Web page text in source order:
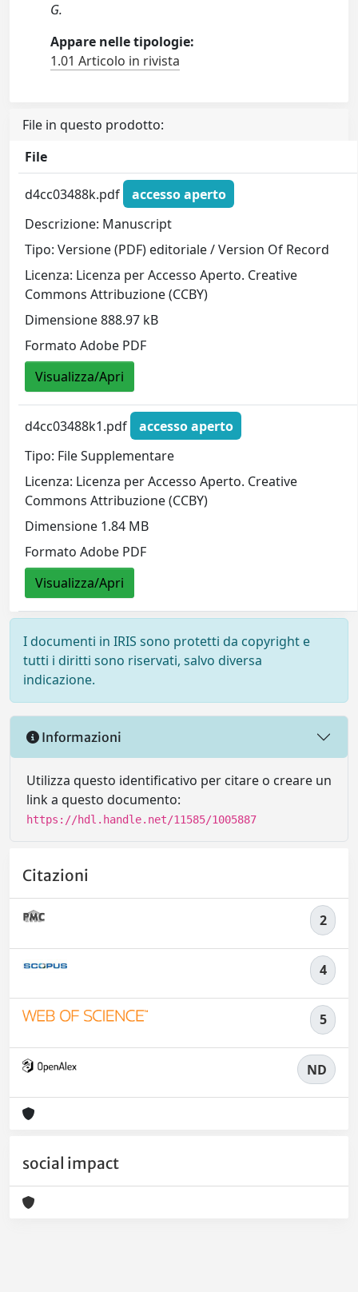
G.
Appare nelle tipologie:
1.01 Articolo in rivista
File in questo prodotto:
File
d4cc03488k.pdf
accesso aperto
Descrizione: Manuscript
Tipo: Versione (PDF) editoriale / Version Of Record
Licenza: Licenza per Accesso Aperto. Creative
Commons Attribuzione (CCBY)
Dimensione 888.97 kB
Formato Adobe PDF
Visualizza/Apri
d4cc03488k1.pdf
accesso aperto
Tipo: File Supplementare
Licenza: Licenza per Accesso Aperto. Creative
Commons Attribuzione (CCBY)
Dimensione 1.84 MB
Formato Adobe PDF
Visualizza/Apri
I documenti in IRIS sono protetti da copyright e
tutti i diritti sono riservati, salvo diversa
indicazione.
Informazioni
Utilizza questo identificativo per citare o creare un
link a questo documento:
https://hdl.handle.net/11585/1005887
Citazioni
2
4
5
ND
social impact